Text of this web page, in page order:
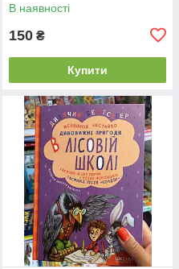
В наявності
150 ₴
Купити